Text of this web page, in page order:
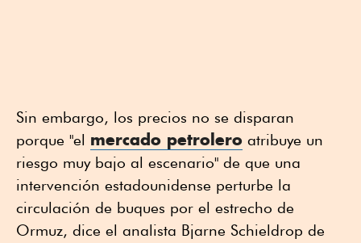
Sin embargo, los precios no se disparan
porque "el mercado petrolero atribuye un
riesgo muy bajo al escenario" de que una
intervención estadounidense perturbe la
circulación de buques por el estrecho de
Ormuz, dice el analista Bjarne Schieldrop de